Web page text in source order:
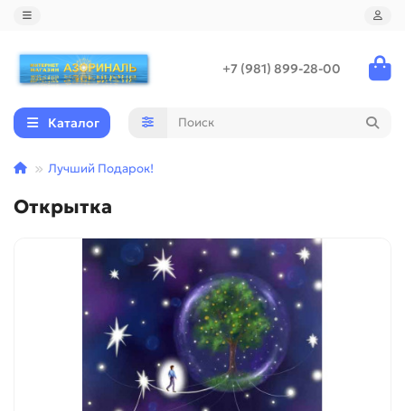
+7 (981) 899-28-00
Каталог
Лучший Подарок!
Открытка